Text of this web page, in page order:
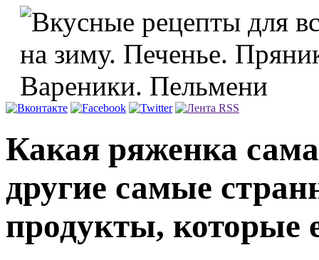
Какая ряженка
другие самые
продукты, которые